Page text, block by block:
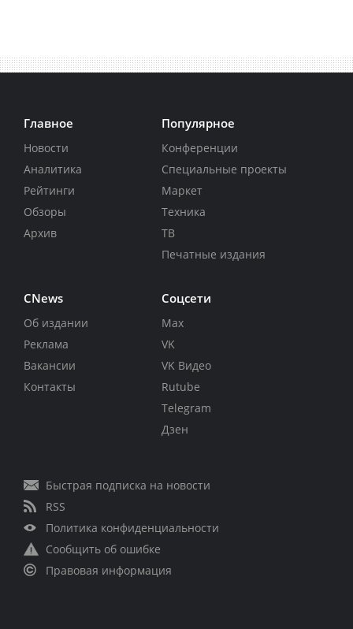
Главное
Новости
Аналитика
Рейтинги
Обзоры
Архив
Популярное
Конференции
Специальные проекты
Маркет
Техника
ТВ
Печатные издания
CNews
Об издании
Реклама
Вакансии
Контакты
Соцсети
Max
VK
VK Видео
Rutube
Telegram
Дзен
Быстрая подписка на новости
RSS
Политика конфиденциальности
Сообщить об ошибке
Правовая информация